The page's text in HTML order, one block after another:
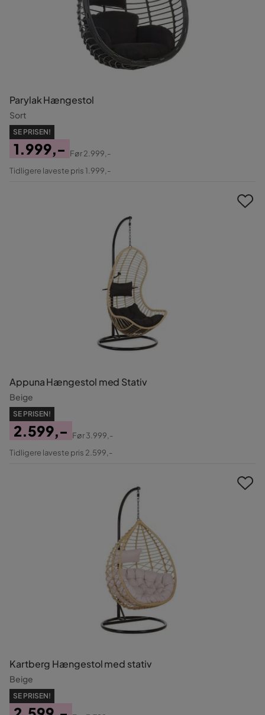
Parylak Hængestol
Sort
SE PRISEN!
Pris
1.999,-
Original
Før2.999,-
Tidligere laveste pris 1.999,-
Appuna Hængestol med Stativ
Beige
SE PRISEN!
Pris
2.599,-
Original
Før3.999,-
Tidligere laveste pris 2.599,-
Kartberg Hængestol med stativ
Beige
SE PRISEN!